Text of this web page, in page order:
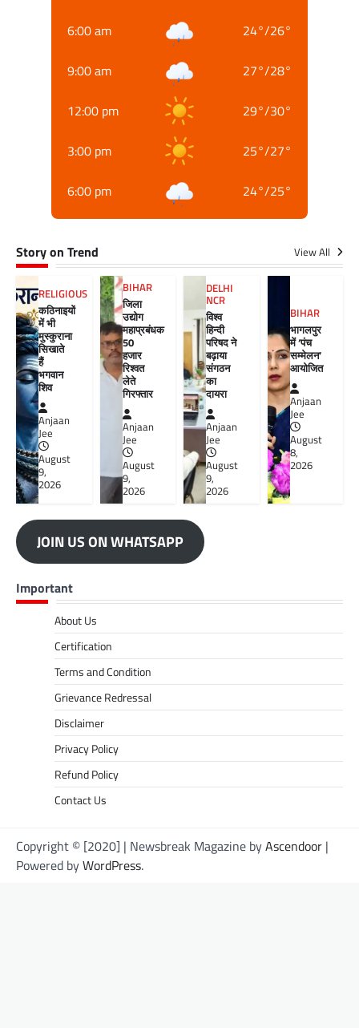
6:00 am 24°/26°
9:00 am 27°/28°
12:00 pm 29°/30°
3:00 pm 25°/27°
6:00 pm 24°/25°
Story on Trend View All
RELIGIOUS
कठिनाइयों
में भी
मुस्कुराना
सिखाते
हैं
भगवान
शिव
Anjaan
Jee
August
9,
2026
BIHAR
जिला
उद्योग
महाप्रबंधक
50
हजार
रिश्वत
लेते
गिरफ्तार
Anjaan
Jee
August
9,
2026
DELHI
NCR
विश्व
हिन्दी
परिषद ने
बढ़ाया
संगठन
का
दायरा
Anjaan
Jee
August
9,
2026
BIHAR
भागलपुर
में ‘पंच
सम्मेलन’
आयोजित
Anjaan
Jee
August
8,
2026
JOIN US ON WHATSAPP
Important
About Us
Certification
Terms and Condition
Grievance Redressal
Disclaimer
Privacy Policy
Refund Policy
Contact Us
Copyright © [2020] | Newsbreak Magazine byAscendoor |
Powered byWordPress.